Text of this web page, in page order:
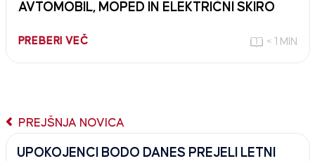
AVTOMOBIL, MOPED IN ELEKTRIČNI SKIRO
PREBERI VEČ < 1 MIN
PREJŠNJA NOVICA
UPOKOJENCI BODO DANES PREJELI LETNI